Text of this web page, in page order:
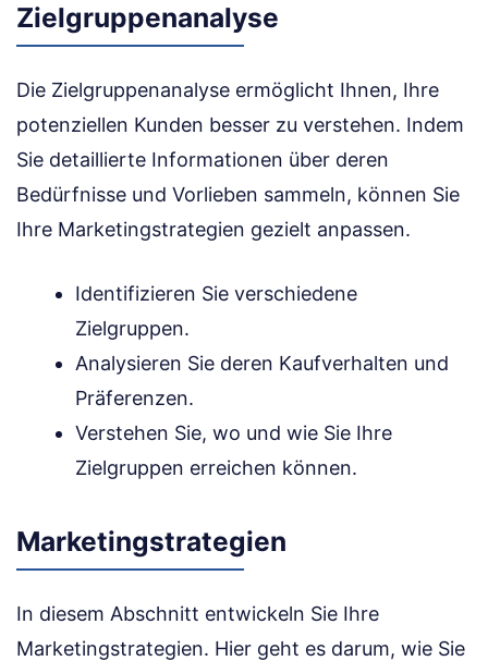
Zielgruppenanalyse
Die Zielgruppenanalyse ermöglicht Ihnen, Ihre
potenziellen Kunden besser zu verstehen. Indem
Sie detaillierte Informationen über deren
Bedürfnisse und Vorlieben sammeln, können Sie
Ihre Marketingstrategien gezielt anpassen.
Identifizieren Sie verschiedene
Zielgruppen.
Analysieren Sie deren Kaufverhalten und
Präferenzen.
Verstehen Sie, wo und wie Sie Ihre
Zielgruppen erreichen können.
Marketingstrategien
In diesem Abschnitt entwickeln Sie Ihre
Marketingstrategien. Hier geht es darum, wie Sie